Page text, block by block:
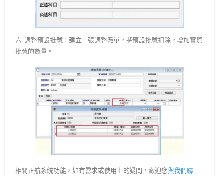
六. 調整預設批號：建立一張調整憑單，將預設批號扣除，增加實際
批號的數量。
相關正航系統功能，如有需求或使用上的疑問，歡迎您與我們聯